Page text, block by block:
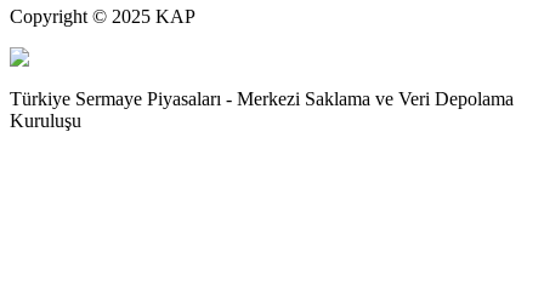
Copyright © 2025 KAP
Türkiye Sermaye Piyasaları - Merkezi Saklama ve Veri Depolama
Kuruluşu